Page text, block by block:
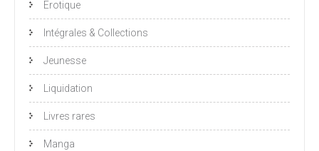
Erotique
Intégrales & Collections
Jeunesse
Liquidation
Livres rares
Manga